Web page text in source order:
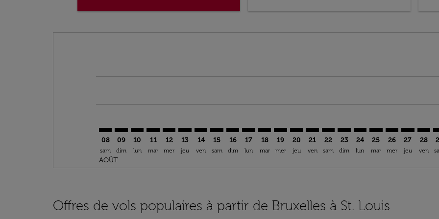
08
sam
AOÛT
09
dim
10
lun
11
mar
12
mer
13
jeu
14
ven
15
sam
16
dim
17
lun
18
mar
BRU–STL: cmp-view-offers-disclaimer.
19
mer
BRU–STL: cmp-view-offers-disclaimer.
20
jeu
BRU–STL: cmp-view-offers-
21
ven
BRU–STL: cmp-view-offers-
22
sam
BRU–STL: cmp-view-
23
dim
BRU–STL: cmp-view-
24
lun
BRU–STL: cmp-
25
mar
BRU–STL:
26
mer
27
jeu
28
ven
Offres de vols populaires à partir de Bruxelles à St. Louis